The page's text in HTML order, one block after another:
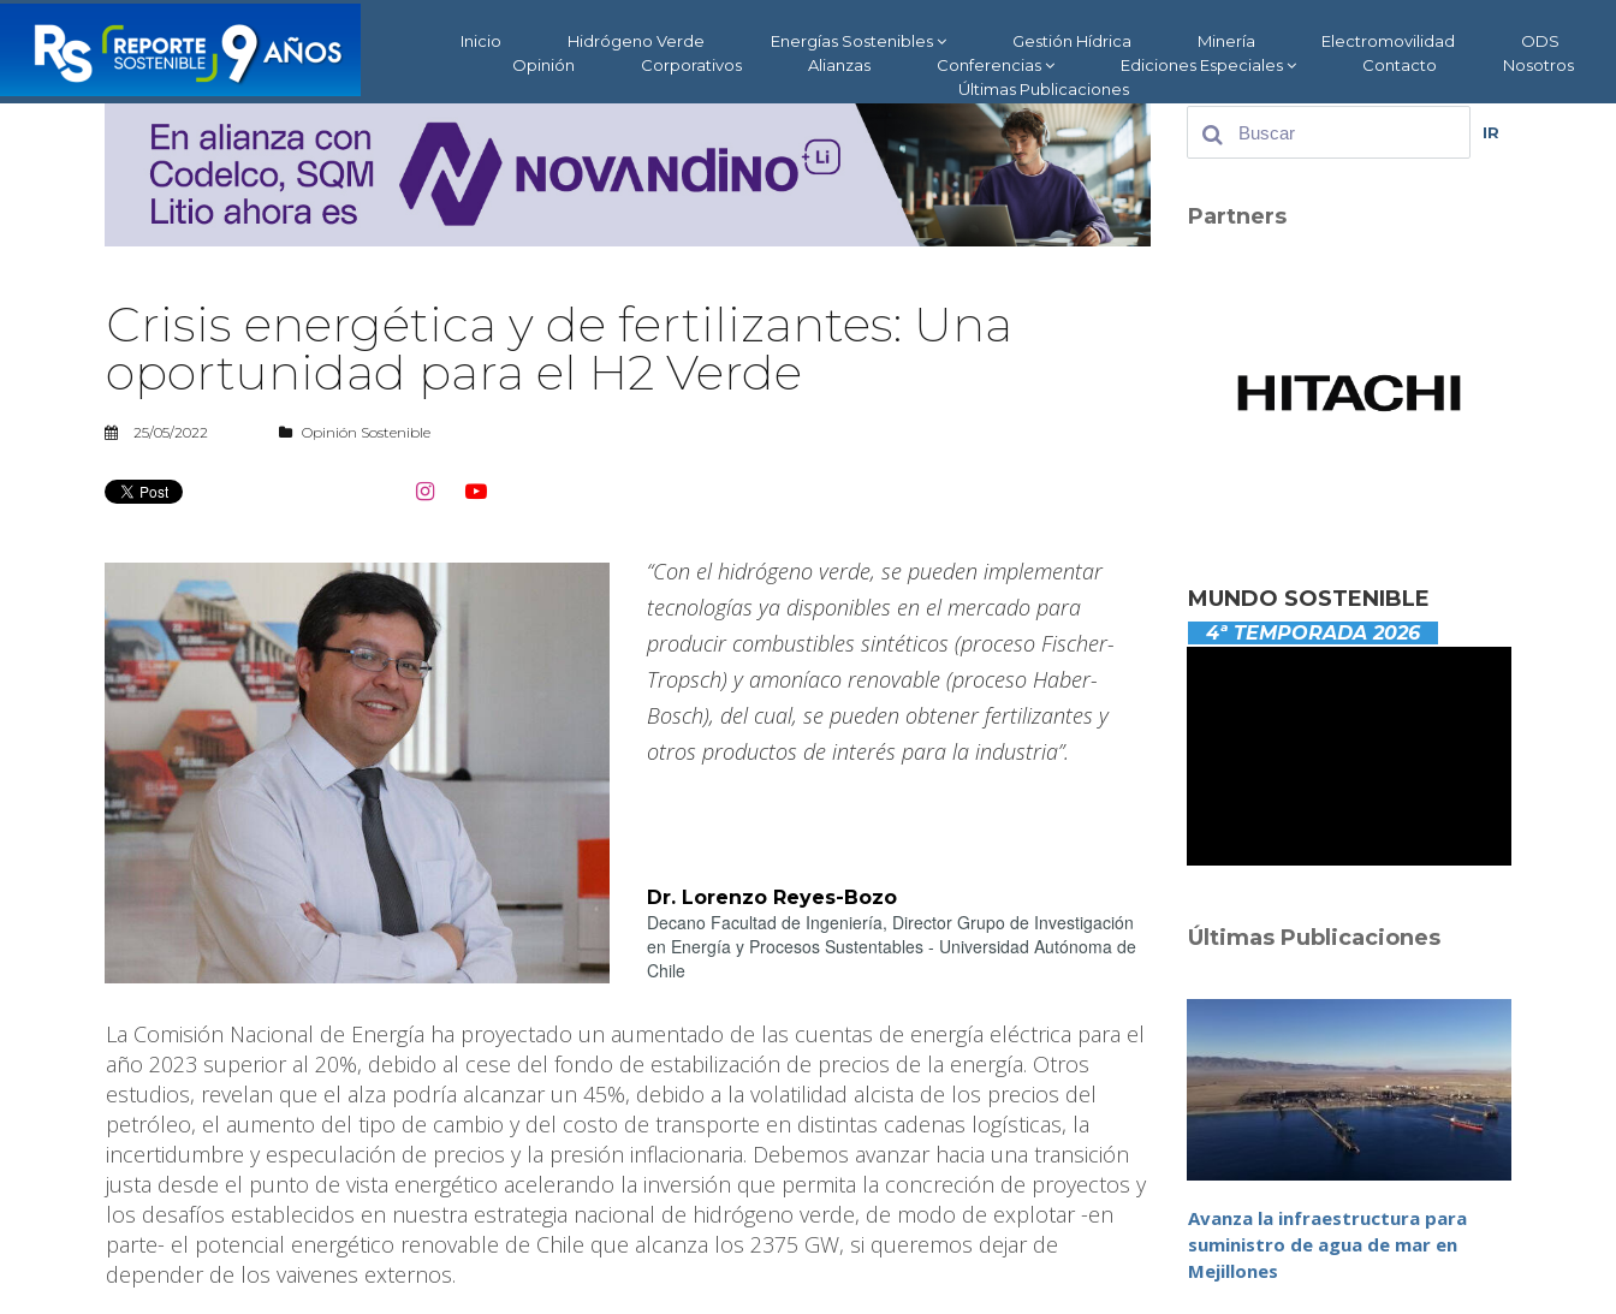
Inicio Hidrógeno Verde Energías Sostenibles Gestión Hídrica Minería Electromovilidad
ODS
Opinión
Corporativos Alianzas Conferencias Ediciones Especiales Contacto
Nosotros
Últimas Publicaciones
Crisis energética y de fertilizantes: Una
oportunidad para el H2 Verde
25/05/2022 Opinión Sostenible
 
“Con el hidrógeno verde, se pueden implementar
tecnologías ya disponibles en el mercado para
producir combustibles sintéticos (proceso Fischer-
Tropsch) y amoníaco renovable (proceso Haber-
Bosch), del cual, se pueden obtener fertilizantes y
otros productos de interés para la industria”.
Dr. Lorenzo Reyes-Bozo
Decano Facultad de Ingeniería, Director Grupo de Investigación
en Energía y Procesos Sustentables - Universidad Autónoma de
Chile
La Comisión Nacional de Energía ha proyectado un aumentado de las cuentas de energía eléctrica para el
año 2023 superior al 20%, debido al cese del fondo de estabilización de precios de la energía. Otros
estudios, revelan que el alza podría alcanzar un 45%, debido a la volatilidad alcista de los precios del
petróleo, el aumento del tipo de cambio y del costo de transporte en distintas cadenas logísticas, la
incertidumbre y especulación de precios y la presión inflacionaria. Debemos avanzar hacia una transición
justa desde el punto de vista energético acelerando la inversión que permita la concreción de proyectos y
los desafíos establecidos en nuestra estrategia nacional de hidrógeno verde, de modo de explotar -en
parte- el potencial energético renovable de Chile que alcanza los 2375 GW, si queremos dejar de
depender de los vaivenes externos.
IR
Partners
MUNDO SOSTENIBLE
4ª TEMPORADA 2026
Últimas Publicaciones
Avanza la infraestructura para
suministro de agua de mar en
Mejillones